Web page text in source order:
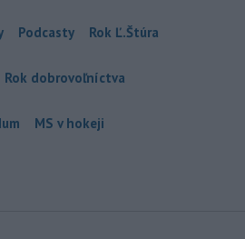
Podcasty Rok Ľ.Štúra
Rok dobrovoľníctva
MS v hokeji